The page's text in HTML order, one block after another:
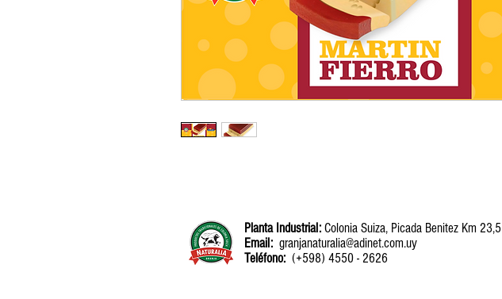
Planta Industrial: Colonia Suiza, Picada Benitez Km 23,5
Email: granjanaturalia@adinet.com.uy
Teléfono: (+598) 4550 - 2626